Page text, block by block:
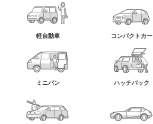
軽自動車 コンパクトカー
ミニバン ハッチバック